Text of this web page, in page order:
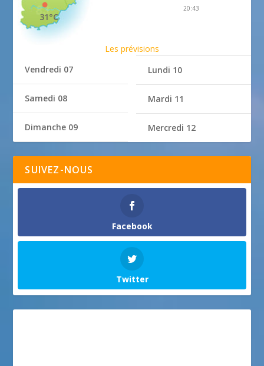
31°C
20:43
Les prévisions
Vendredi 07
Samedi 08
Dimanche 09
Lundi 10
Mardi 11
Mercredi 12
SUIVEZ-NOUS
Facebook
Twitter